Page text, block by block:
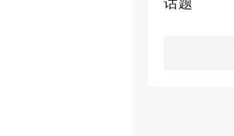
话题